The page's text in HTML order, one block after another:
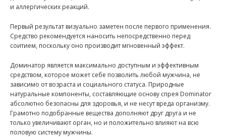
и аллергических реакций.
Первый результат визуально заметен после первого применения.
Средство рекомендуется наносить непосредственно перед
соитием, поскольку оно производит мгновенный эффект.
Доминатор является максимально доступным и эффективным
средством, которое может себе позволить любой мужчина, не
зависимо от возраста и социального статуса. Природные
натуральные компоненты, составляющие основу спрея Dominator
абсолютно безопасны для здоровья, и не несут вреда организму.
Грамотно подобранные вещества дополняют друг друга и не
только увеличивают орган, но и положительно влияют на всю
половую систему мужчины.